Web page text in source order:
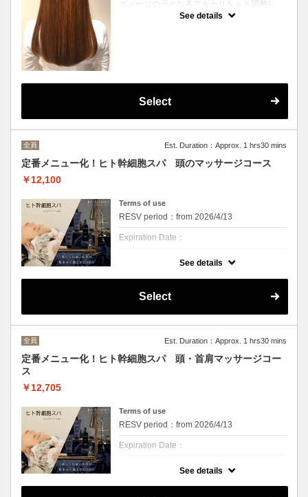
ダメージの元となるアルカリをｐｈ調整し、
断続的なダメージを無くしてキューティクル
をしめる事で色持ちがUP！
See details
Select
全員 Est. Duration：Approx. 1 hrs30 mins
定番メニュー化！ヒト幹細胞スパ 頭のマッサージコース
￥12,100
Terms of use
RESV period：from 2026/4/13
Expiration Date：
す”ヒト毛根幹細胞順化培養液”と、潤いを与
えることで美しい髪の土台作りをサポートす
る”ヒトサイタイ血幹細胞順化培養液”の2種類
用。
また、根元からふんわり、髪にハリ・コシ感
されたスキャルプクリーム贅沢にマッサージ
します。
方、頭皮ケアにこだわりたい方にお勧めで
す！
※こちらは頭皮のクレンジング+頭皮クリー
ムを使用した20分間頭のみをマッサージする
コースです
See details
Select
全員 Est. Duration：Approx. 1 hrs30 mins
定番メニュー化！ヒト幹細胞スパ 頭・首肩マッサージコー
ス
￥12,705
Terms of use
RESV period：from 2026/4/13
Expiration Date：
す”ヒト毛根幹細胞順化培養液”と、潤いを与
See details